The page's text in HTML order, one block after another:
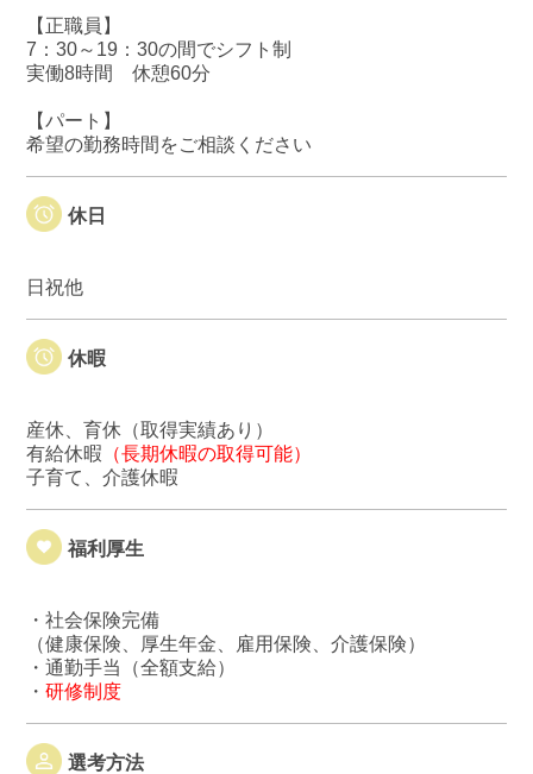
【正職員】
7：30～19：30の間でシフト制
実働8時間 休憩60分
【パート】
希望の勤務時間をご相談ください
休日
日祝他
休暇
産休、育休（取得実績あり）
有給休暇 （長期休暇の取得可能）
子育て、介護休暇
福利厚生
・社会保険完備
（健康保険、厚生年金、雇用保険、介護保険）
・通勤手当（全額支給）
・ 研修制度
選考方法